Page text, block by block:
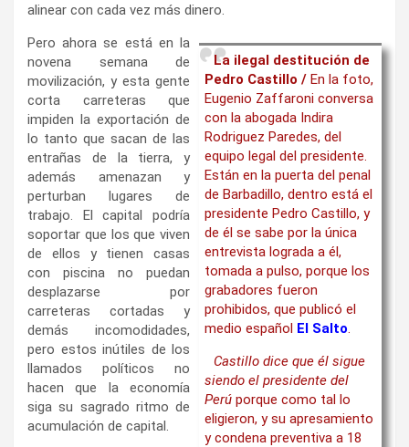
alinear con cada vez más dinero.
La ilegal destitución de
Pedro Castillo / En la foto,
Eugenio Zaffaroni conversa
con la abogada Indira
Rodriguez Paredes, del
equipo legal del presidente.
Están en la puerta del penal
de Barbadillo, dentro está el
presidente Pedro Castillo, y
de él se sabe por la única
entrevista lograda a él,
tomada a pulso, porque los
grabadores fueron
prohibidos, que publicó el
medio español El Salto.
Castillo dice que él sigue
siendo el presidente del
Perú porque como tal lo
eligieron, y su apresamiento
y condena preventiva a 18
Pero ahora se está en la
novena semana de
movilización, y esta gente
corta carreteras que
impiden la exportación de
lo tanto que sacan de las
entrañas de la tierra, y
además amenazan y
perturban lugares de
trabajo. El capital podría
soportar que los que viven
de ellos y tienen casas
con piscina no puedan
desplazarse por
carreteras cortadas y
demás incomodidades,
pero estos inútiles de los
llamados políticos no
hacen que la economía
siga su sagrado ritmo de
acumulación de capital.